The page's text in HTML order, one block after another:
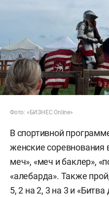
Фото: «БИЗНЕС Online»
В спортивной
женские соревнования
меч», «меч и баклер»,
«алебарда». Также
5, 2 на 2, 3 на 3 и